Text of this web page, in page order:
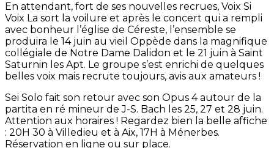
En attendant, fort de ses nouvelles recrues, Voix Si
Voix La sort la voilure et après le concert qui a rempli
avec bonheur l’église de Céreste, l’ensemble se
produira le 14 juin au vieil Oppède dans la magnifique
collégiale de Notre Dame Dalidon et le 21 juin à Saint
Saturnin les Apt. Le groupe s’est enrichi de quelques
belles voix mais recrute toujours, avis aux amateurs !
Sei Solo fait son retour avec son Opus 4 autour de la
partita en ré mineur de J-S. Bach les 25, 27 et 28 juin.
Attention aux horaires ! Regardez bien la belle affiche
: 20H 30 à Villedieu et à Aix, 17H à Ménerbes.
Réservation en ligne ou sur place.